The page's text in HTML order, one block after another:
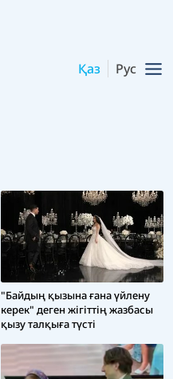
Қаз Рус
"Байдың қызына ғана үйлену
керек" деген жігіттің жазбасы
қызу талқыға түсті